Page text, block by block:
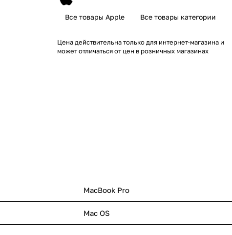
Все товары Apple Все товары категории
Цена действительна только для интернет-магазина и
может отличаться от цен в розничных магазинах
MacBook Pro
Mac OS